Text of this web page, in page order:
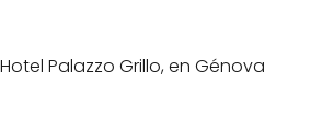
Hotel Palazzo Grillo, en Génova